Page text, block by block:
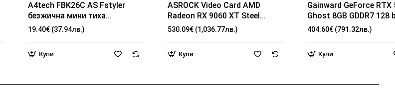
A4tech FBK26C AS Fstyler
безжичнa мини тиха
клавиатура, Multi-mode,
презареждаема батерия,
19.40€ (37.94лв.)
Купи
ASROCK Video Card AMD
Radeon RX 9060 XT Steel
Legend OC 16GB GDDR6 128-
bit HDMI 2x DP
530.09€ (1,036.77лв.)
Купи
Gainward GeForce RTX
Ghost 8GB GDDR7 128
HDMI 2.1b, 3x DP 2.1b,
1x 8-pin pwr connector,
NE7506T019P1-
404.60€ (791.32лв.)
Купи